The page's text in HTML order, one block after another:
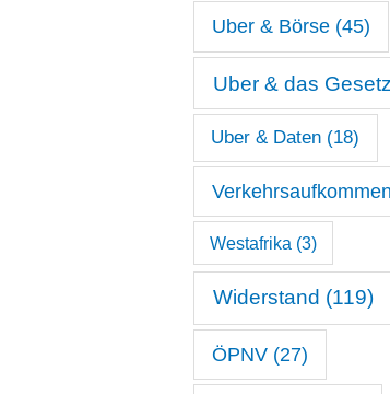
Uber & Börse (45)
Uber & das Gesetz
Uber & Daten (18)
Verkehrsaufkommen
Westafrika (3)
Widerstand (119)
ÖPNV(27)